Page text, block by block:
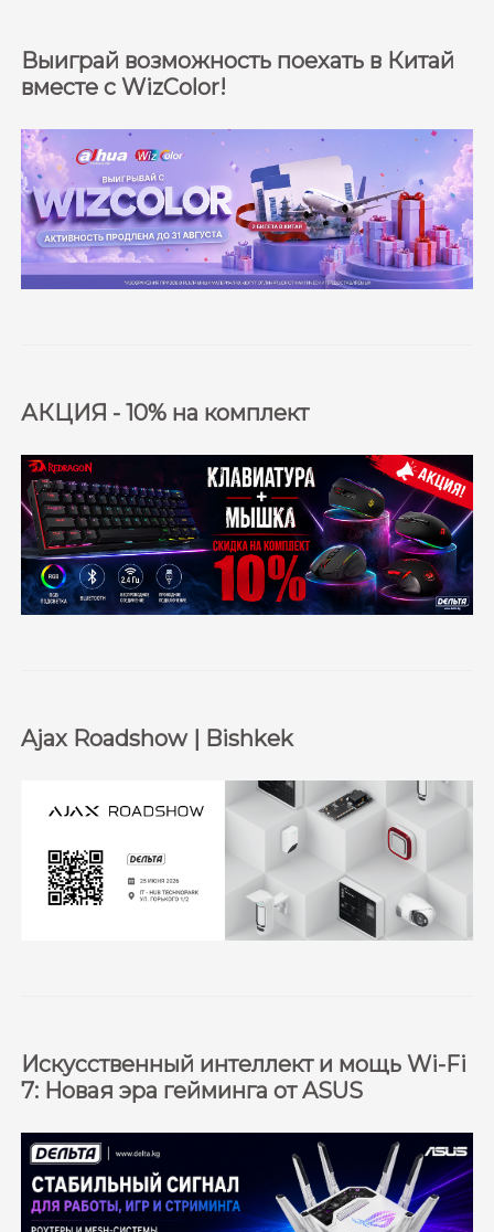
Выиграй возможность поехать в Китай
вместе с WizColor!
АКЦИЯ - 10% на комплект
Ajax Roadshow | Bishkek
Искусственный интеллект и мощь Wi-Fi
7: Новая эра гейминга от ASUS